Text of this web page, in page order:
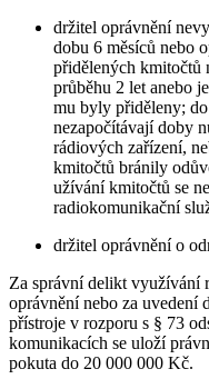
držitel oprávnění
dobu 6 měsíců nebo
přidělených kmitočtů
průběhu 2 let anebo
mu byly přiděleny;
nezapočítávají doby
rádiových zařízení,
kmitočtů bránily
užívání kmitočtů se
radiokomunikační
držitel oprávnění o
Za správní delikt využívání
oprávnění nebo za uvedení
přístroje v rozporu s § 73
komunikacích se uloží
pokuta do 20 000 000 Kč.